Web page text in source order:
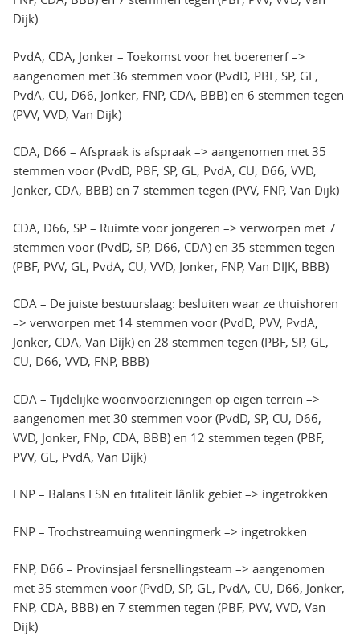
Dijk)
PvdA, CDA, Jonker – Toekomst voor het boerenerf –>
aangenomen met 36 stemmen voor (PvdD, PBF, SP, GL,
PvdA, CU, D66, Jonker, FNP, CDA, BBB) en 6 stemmen tegen
(PVV, VVD, Van Dijk)
CDA, D66 – Afspraak is afspraak –> aangenomen met 35
stemmen voor (PvdD, PBF, SP, GL, PvdA, CU, D66, VVD,
Jonker, CDA, BBB) en 7 stemmen tegen (PVV, FNP, Van Dijk)
CDA, D66, SP – Ruimte voor jongeren –> verworpen met 7
stemmen voor (PvdD, SP, D66, CDA) en 35 stemmen tegen
(PBF, PVV, GL, PvdA, CU, VVD, Jonker, FNP, Van DIJK, BBB)
CDA – De juiste bestuurslaag: besluiten waar ze thuishoren
–> verworpen met 14 stemmen voor (PvdD, PVV, PvdA,
Jonker, CDA, Van Dijk) en 28 stemmen tegen (PBF, SP, GL,
CU, D66, VVD, FNP, BBB)
CDA – Tijdelijke woonvoorzieningen op eigen terrein –>
aangenomen met 30 stemmen voor (PvdD, SP, CU, D66,
VVD, Jonker, FNp, CDA, BBB) en 12 stemmen tegen (PBF,
PVV, GL, PvdA, Van Dijk)
FNP – Balans FSN en fitaliteit lânlik gebiet –> ingetrokken
FNP – Trochstreamuing wenningmerk –> ingetrokken
FNP, D66 – Provinsjaal fersnellingsteam –> aangenomen
met 35 stemmen voor (PvdD, SP, GL, PvdA, CU, D66, Jonker,
FNP, CDA, BBB) en 7 stemmen tegen (PBF, PVV, VVD, Van
Dijk)